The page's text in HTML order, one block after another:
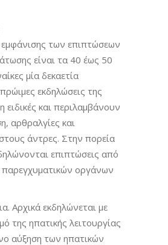
εμφάνισης των επιπτώσεων
είναι τα 40 έως 50
μία δεκαετία
εκδηλώσεις της
ειδικές και περιλαμβάνουν
αρθραλγίες και
άντρες. Στην πορεία
επιπτώσεις από
οργάνων
Αρχικά εκδηλώνεται με
της ηπατικής λειτουργίας
αύξηση των ηπατικών